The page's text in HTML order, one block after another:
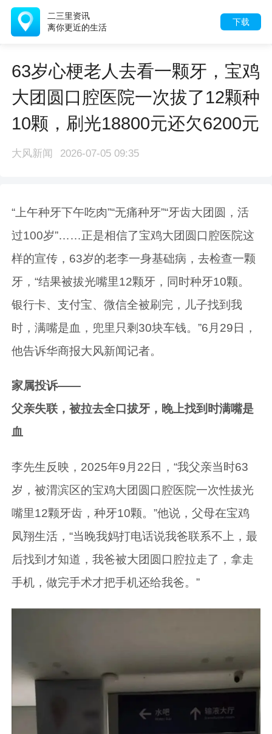
沿街房屋立面
西宝鸡凤翔区
63岁心梗老人去看一颗牙，宝鸡
大团圆口腔医院一次拔了12颗种
10颗，刷光18800元还欠6200元
大风新闻 2026-07-05 09:35
“上午种牙下午吃肉”“无痛种牙”“牙齿大团圆，活
过100岁”……正是相信了宝鸡大团圆口腔医院这
样的宣传，63岁的老李一身基础病，去检查一颗
牙，“结果被拔光嘴里12颗牙，同时种牙10颗。
银行卡、支付宝、微信全被刷完，儿子找到我
时，满嘴是血，兜里只剩30块车钱。”6月29日，
他告诉华商报大风新闻记者。
家属投诉——
父亲失联，被拉去全口拔牙，晚上找到时满嘴是
血
李先生反映，2025年9月22日，“我父亲当时63
岁，被渭滨区的宝鸡大团圆口腔医院一次性拔光
嘴里12颗牙齿，种牙10颗。”他说，父母在宝鸡
凤翔生活，“当晚我妈打电话说我爸联系不上，最
后找到才知道，我爸被大团圆口腔拉走了，拿走
手机，做完手术才把手机还给我爸。”